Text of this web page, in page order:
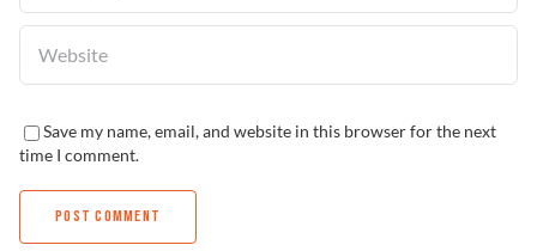
Save my name, email, and website in this browser for the next
time I comment.